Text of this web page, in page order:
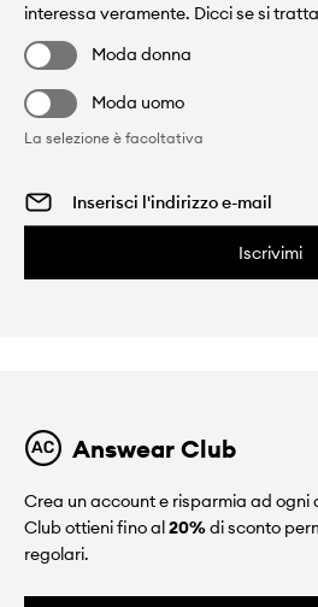
interessa veramente. Dicci se si
Moda donna
Moda uomo
La selezione è facoltativa
Iscrivimi
Answear Club
Crea un account e risparmia ad ogni
Club ottieni fino al20%di sconto
regolari.